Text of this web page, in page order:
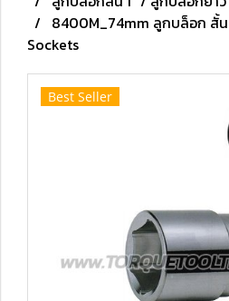
8400M_74mm ลูกบล็อก สั้น
Sockets
Best Seller